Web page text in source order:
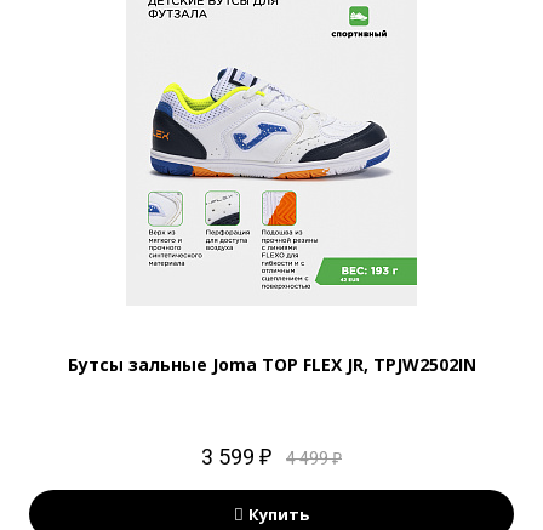
Бутсы зальные Joma TOP FLEX JR, TPJW2502IN
3 599 ₽ 4 499 ₽
Купить